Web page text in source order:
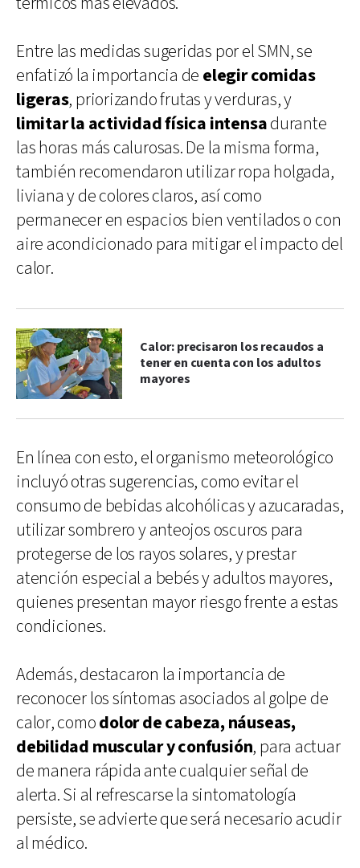
Entre las medidas sugeridas por el SMN, se
enfatizó la importancia de elegir comidas
ligeras, priorizando frutas y verduras, y
limitar la actividad física intensadurante
las horas más calurosas. De la misma forma,
también recomendaron utilizar ropa holgada,
liviana y de colores claros, así como
permanecer en espacios bien ventilados o con
aire acondicionado para mitigar el impacto del
calor.
Calor: precisaron los recaudos a
tener en cuenta con los adultos
mayores
En línea con esto, el organismo meteorológico
incluyó otras sugerencias, como evitar el
consumo de bebidas alcohólicas y azucaradas,
utilizar sombrero y anteojos oscuros para
protegerse de los rayos solares, y prestar
atención especial a bebés y adultos mayores,
quienes presentan mayor riesgo frente a estas
condiciones.
Además, destacaron la importancia de
reconocer los síntomas asociados al golpe de
calor, comodolor de cabeza, náuseas,
debilidad muscular y confusión, para actuar
de manera rápida ante cualquier señal de
alerta. Si al refrescarse la sintomatología
persiste, se advierte que será necesario acudir
al médico.